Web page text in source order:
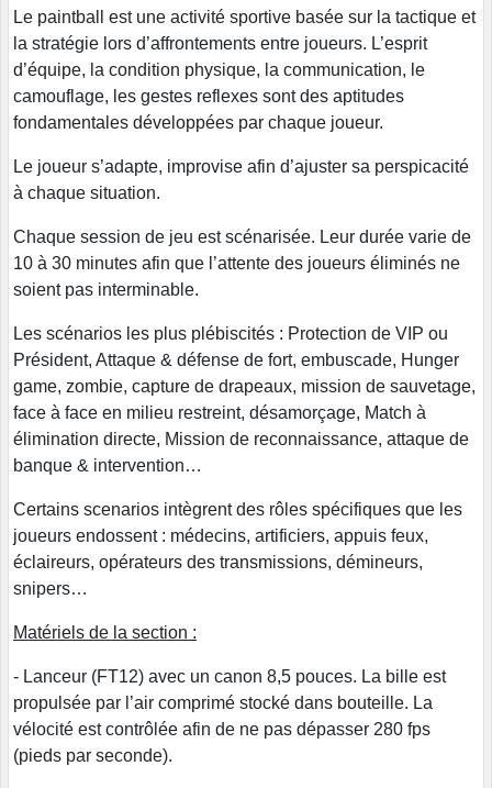
Le paintball est une activité sportive basée sur la tactique et
la stratégie lors d’affrontements entre joueurs. L’esprit
d’équipe, la condition physique, la communication, le
camouflage, les gestes reflexes sont des aptitudes
fondamentales développées par chaque joueur.
Le joueur s’adapte, improvise afin d’ajuster sa perspicacité
à chaque situation.
Chaque session de jeu est scénarisée. Leur durée varie de
10 à 30 minutes afin que l’attente des joueurs éliminés ne
soient pas interminable.
Les scénarios les plus plébiscités : Protection de VIP ou
Président, Attaque & défense de fort, embuscade, Hunger
game, zombie, capture de drapeaux, mission de sauvetage,
face à face en milieu restreint, désamorçage, Match à
élimination directe, Mission de reconnaissance, attaque de
banque & intervention…
Certains scenarios intègrent des rôles spécifiques que les
joueurs endossent : médecins, artificiers, appuis feux,
éclaireurs, opérateurs des transmissions, démineurs,
snipers…
Matériels de la section :
- Lanceur (FT12) avec un canon 8,5 pouces. La bille est
propulsée par l’air comprimé stocké dans bouteille. La
vélocité est contrôlée afin de ne pas dépasser 280 fps
(pieds par seconde).